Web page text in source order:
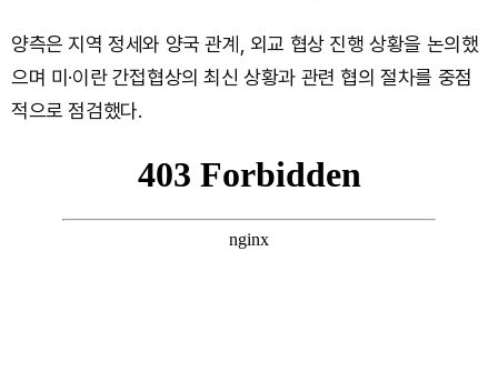
양측은 지역 정세와 양국 관계, 외교 협상 진행 상황을 논의했
으며 미·이란 간접협상의 최신 상황과 관련 협의 절차를 중점
적으로 점검했다.